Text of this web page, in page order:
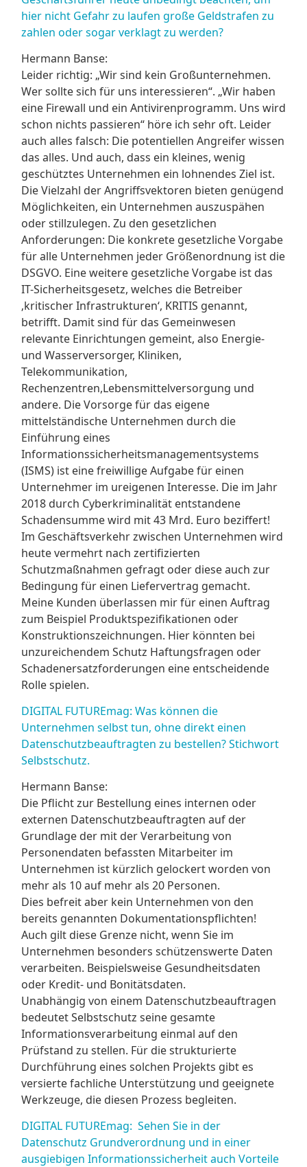
hier nicht Gefahr zu laufen große Geldstrafen zu
zahlen oder sogar verklagt zu werden?
Hermann Banse:
Leider richtig: „Wir sind kein Großunternehmen.
Wer sollte sich für uns interessieren“. „Wir haben
eine Firewall und ein Antivirenprogramm. Uns wird
schon nichts passieren“ höre ich sehr oft. Leider
auch alles falsch: Die potentiellen Angreifer wissen
das alles. Und auch, dass ein kleines, wenig
geschütztes Unternehmen ein lohnendes Ziel ist.
Die Vielzahl der Angriffsvektoren bieten genügend
Möglichkeiten, ein Unternehmen auszuspähen
oder stillzulegen. Zu den gesetzlichen
Anforderungen: Die konkrete gesetzliche Vorgabe
für alle Unternehmen jeder Größenordnung ist die
DSGVO. Eine weitere gesetzliche Vorgabe ist das
IT-Sicherheitsgesetz, welches die Betreiber
‚kritischer Infrastrukturen‘, KRITIS genannt,
betrifft. Damit sind für das Gemeinwesen
relevante Einrichtungen gemeint, also Energie-
und Wasserversorger, Kliniken,
Telekommunikation,
Rechenzentren,Lebensmittelversorgung und
andere. Die Vorsorge für das eigene
mittelständische Unternehmen durch die
Einführung eines
Informationssicherheitsmanagementsystems
(ISMS) ist eine freiwillige Aufgabe für einen
Unternehmer im ureigenen Interesse. Die im Jahr
2018 durch Cyberkriminalität entstandene
Schadensumme wird mit 43 Mrd. Euro beziffert!
Im Geschäftsverkehr zwischen Unternehmen wird
heute vermehrt nach zertifizierten
Schutzmaßnahmen gefragt oder diese auch zur
Bedingung für einen Liefervertrag gemacht.
Meine Kunden überlassen mir für einen Auftrag
zum Beispiel Produktspezifikationen oder
Konstruktionszeichnungen. Hier könnten bei
unzureichendem Schutz Haftungsfragen oder
Schadenersatzforderungen eine entscheidende
Rolle spielen.
DIGITAL FUTUREmag: Was können die
Unternehmen selbst tun, ohne direkt einen
Datenschutzbeauftragten zu bestellen? Stichwort
Selbstschutz.
Hermann Banse:
Die Pflicht zur Bestellung eines internen oder
externen Datenschutzbeauftragten auf der
Grundlage der mit der Verarbeitung von
Personendaten befassten Mitarbeiter im
Unternehmen ist kürzlich gelockert worden von
mehr als 10 auf mehr als 20 Personen.
Dies befreit aber kein Unternehmen von den
bereits genannten Dokumentationspflichten!
Auch gilt diese Grenze nicht, wenn Sie im
Unternehmen besonders schützenswerte Daten
verarbeiten. Beispielsweise Gesundheitsdaten
oder Kredit- und Bonitätsdaten.
Unabhängig von einem Datenschutzbeauftragen
bedeutet Selbstschutz seine gesamte
Informationsverarbeitung einmal auf den
Prüfstand zu stellen. Für die strukturierte
Durchführung eines solchen Projekts gibt es
versierte fachliche Unterstützung und geeignete
Werkzeuge, die diesen Prozess begleiten.
DIGITAL FUTUREmag: Sehen Sie in der
Datenschutz Grundverordnung und in einer
ausgiebigen Informationssicherheit auch Vorteile